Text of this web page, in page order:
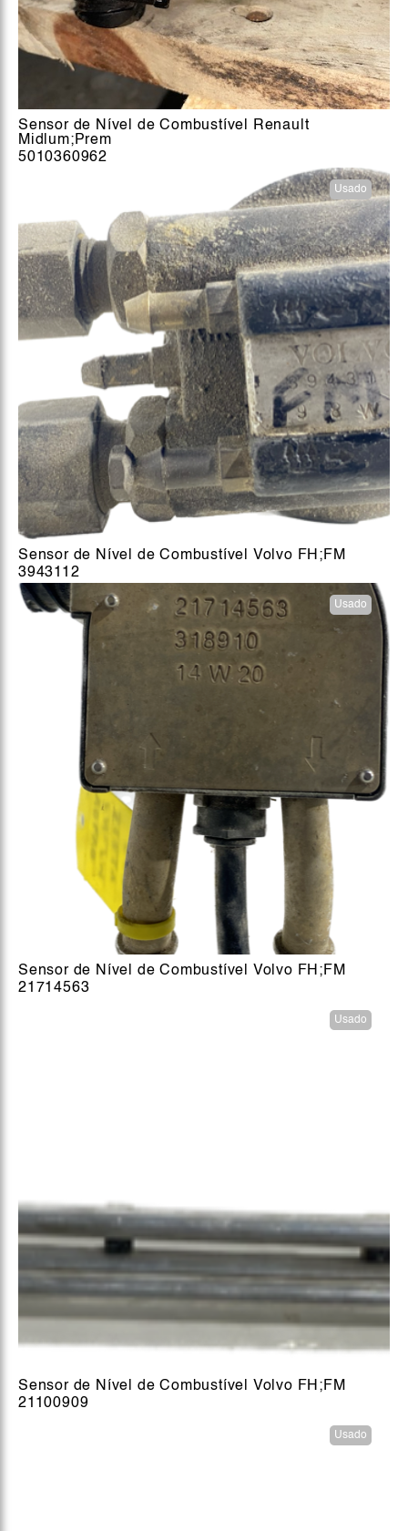
Sensor de Nível de Combustível Renault
Midlum;Prem
5010360962
Usado
Sensor de Nível de Combustível Volvo FH;FM
3943112
Usado
Sensor de Nível de Combustível Volvo FH;FM
21714563
Usado
Sensor de Nível de Combustível Volvo FH;FM
21100909
Usado